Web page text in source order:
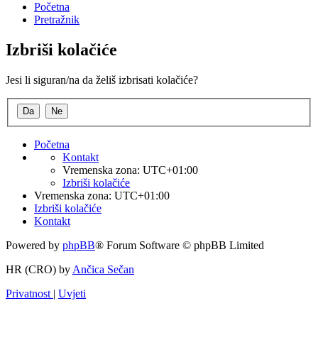
Početna
Pretražnik
Izbriši kolačiće
Jesi li siguran/na da želiš izbrisati kolačiće?
Početna
Kontakt
Vremenska zona: UTC+01:00
Izbriši kolačiće
Vremenska zona: UTC+01:00
Izbriši kolačiće
Kontakt
Powered by phpBB® Forum Software © phpBB Limited
HR (CRO) by Ančica Sečan
Privatnost | Uvjeti